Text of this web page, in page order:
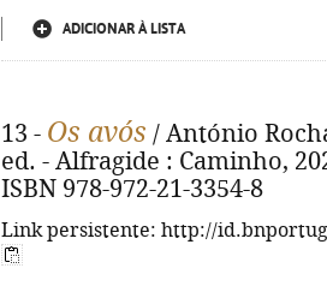
ADICIONAR À LISTA
13 - Os avós / António
ed. - Alfragide : Caminho,
ISBN 978-972-21-3354-8
Link persistente: http://